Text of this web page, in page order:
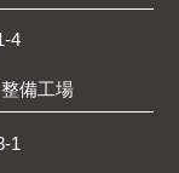
4
備工場
1